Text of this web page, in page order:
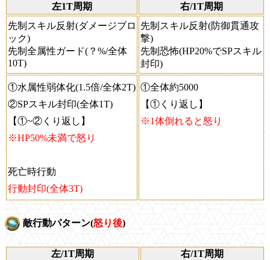
左1T周期
右/1T周期
先制スキル反射(ダメージブロ
ック)
先制全属性ガード(？%/全体
10T)
先制スキル反射(防御貫通攻
撃)
先制恐怖(HP20%でSPスキル
封印)
①水属性弱体化(1.5倍/全体2T)
②SPスキル封印(全体1T)
【①~②くり返し】
※HP50%未満で怒り
死亡時行動
行動封印(全体3T)
①全体約5000
【①くり返し】
※1体倒れると怒り
敵行動パターン(怒り後)
左/1T周期
右/1T周期